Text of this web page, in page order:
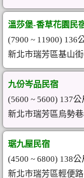
溫莎堡-香草花園民
(7900 ~ 11900) 136
新北市瑞芳區基山
九份岑品民宿
(5600 ~ 5600) 137公
新北市瑞芳區烏勢
琚九屋民宿
(4500 ~ 6800) 138公
新北市瑞芳區輕便